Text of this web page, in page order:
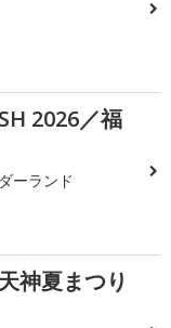
2026／福
ーランド
神夏まつり